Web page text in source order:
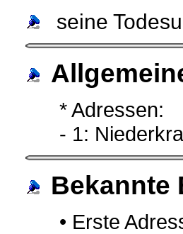
seine
* Adressen:
- 1:
Bekannte
• Erste